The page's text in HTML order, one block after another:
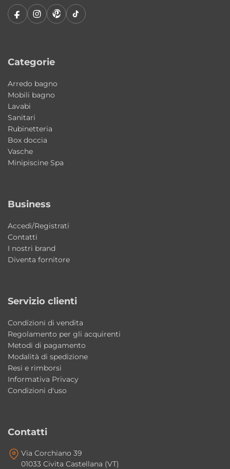
casa una vasca elegante, affidabile e
costruttiva Colacril e il design
ideale per creare una zona relax
perfettamente integrata nell’ambiente
bagno.
Caratteristiche principali
• Misura: 150x100xh55 cm
• Finitura: Bianco Lucido
• Peso solo guscio: 18 kg
• Peso guscio + telaio: 46 kg
• Installazione da incasso
• Prodotto Colacril Made in Italy
FAQ – Vasca Wap Colacril da Incasso
150×100 cm
Quali sono le dimensioni della vasca Wap?
La vasca misura 150×100 cm con un’altezza di
55 cm e offre una capacità di 110 litri.
l’incasso?
da incasso, ideali per ottenere un risultato
Categorie
Arredo bagno
Mobili bagno
Lavabi
Sanitari
Rubinetteria
Box doccia
Vasche
Minipiscine Spa
Business
Accedi/Registrati
Contatti
I nostri brand
Diventa fornitore
Servizio clienti
Condizioni di vendita
Regolamento per gli acquirenti
Metodi di pagamento
Modalità di spedizione
Resi e rimborsi
Informativa Privacy
Condizioni d'uso
Contatti
Via Corchiano 39
01033 Civita Castellana (VT)